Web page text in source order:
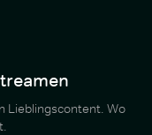
Lieblingscontent. Wo